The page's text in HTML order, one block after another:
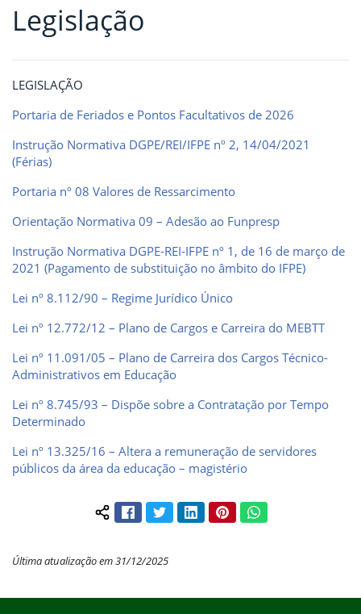
Fim da navegação
Início do conteúdo
Legislação
LEGISLAÇÃO
Portaria de Feriados e Pontos Facultativos de 2026
Instrução Normativa DGPE/REI/IFPE nº 2, 14/04/2021
(Férias)
Portaria nº 08 Valores de Ressarcimento
Orientação Normativa 09 – Adesão ao Funpresp
Instrução Normativa DGPE-REI-IFPE nº 1, de 16 de março de
2021 (Pagamento de substituição no âmbito do IFPE)
Lei nº 8.112/90 – Regime Jurídico Único
Lei nº 12.772/12 – Plano de Cargos e Carreira do MEBTT
Lei nº 11.091/05 – Plano de Carreira dos Cargos Técnico-
Administrativos em Educação
Lei nº 8.745/93 – Dispõe sobre a Contratação por Tempo
Determinado
Lei nº 13.325/16 – Altera a remuneração de servidores
públicos da área da educação – magistério
Compartilhar conteúdo:
FacebookTwitterLinkedInPinterestWhatsApp
Última atualização em 31/12/2025